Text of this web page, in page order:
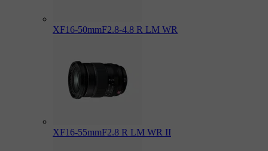
XF16-50mmF2.8-4.8 R LM WR
XF16-55mmF2.8 R LM WR II